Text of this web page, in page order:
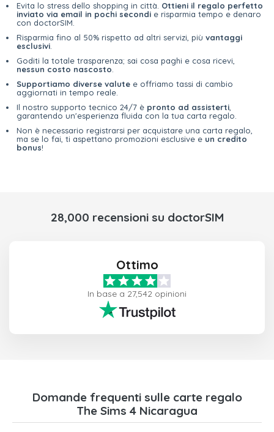
Evita lo stress dello shopping in città. Ottieni il regalo perfetto
inviato via email in pochi secondi e risparmia tempo e denaro
con doctorSIM.
Risparmia fino al 50% rispetto ad altri servizi, più vantaggi
esclusivi
Goditi la totale trasparenza; sai cosa paghi e cosa ricevi,
nessun costo nascosto
Supportiamo diverse valute e offriamo tassi di cambio
aggiornati in tempo reale.
Il nostro supporto tecnico 24/7 è pronto ad assisterti
garantendo un'esperienza fluida con la tua carta regalo.
Non è necessario registrarsi per acquistare una carta regalo,
ma se lo fai, ti aspettano promozioni esclusive e un credito
bonus!
28,000 recensioni su doctorSIM
Ottimo
In base a 27,542 opinioni
Domande frequenti sulle carte regalo
The Sims 4 Nicaragua